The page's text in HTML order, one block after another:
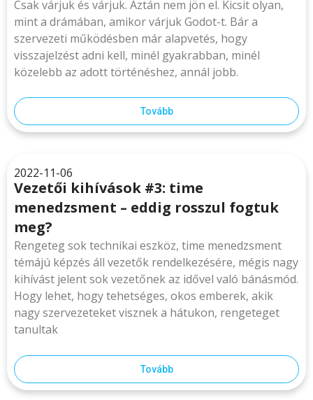
Csak várjuk és várjuk. Aztán nem jön el. Kicsit olyan,
mint a drámában, amikor várjuk Godot-t. Bár a
szervezeti működésben már alapvetés, hogy
visszajelzést adni kell, minél gyakrabban, minél
közelebb az adott történéshez, annál jobb.
Tovább
2022-11-06
Vezetői kihívások #3: time
menedzsment – eddig rosszul fogtuk
meg?
Rengeteg sok technikai eszköz, time menedzsment
témájú képzés áll vezetők rendelkezésére, mégis nagy
kihívást jelent sok vezetőnek az idővel való bánásmód.
Hogy lehet, hogy tehetséges, okos emberek, akik
nagy szervezeteket visznek a hátukon, rengeteget
tanultak
Tovább